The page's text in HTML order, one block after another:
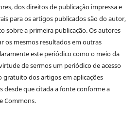
dos direitos de publicação impressa e
para os artigos publicados são do autor,
sobre a primeira publicação. Os autores
os mesmos resultados em outras
este periódico como o meio da
de sermos um periódico de acesso
gratuito dos artigos em aplicações
desde que citada a fonte conforme a
Commons.